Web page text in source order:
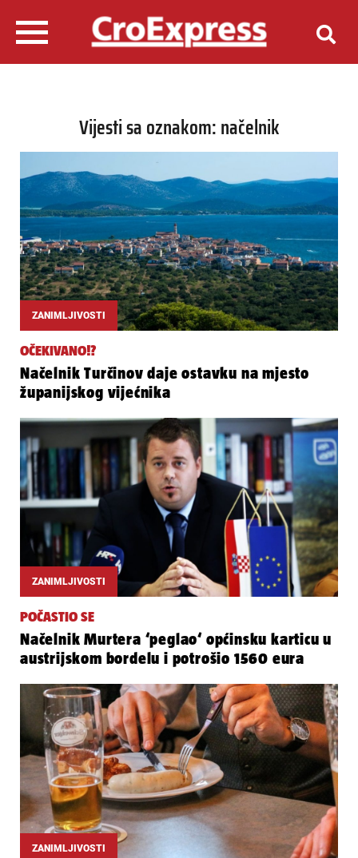
Vijesti sa oznakom: načelnik
ZANIMLJIVOSTI
OČEKIVANO!?
Načelnik Turčinov daje ostavku na mjesto
županijskog vijećnika
ZANIMLJIVOSTI
POČASTIO SE
Načelnik Murtera ‘peglao‘ općinsku karticu u
austrijskom bordelu i potrošio 1560 eura
ZANIMLJIVOSTI